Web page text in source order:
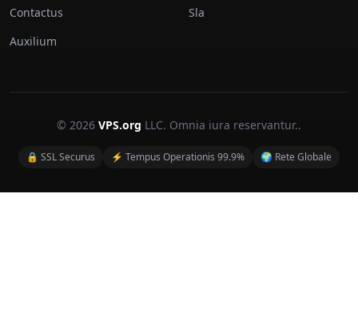
Contactus
Auxilium
Sla
© 2026 VPS.org LLC. Omnia iura reservantur..
🔒 SSL Securus ⚡ Tempus Operationis 99.9% 🌍 Rete Globale